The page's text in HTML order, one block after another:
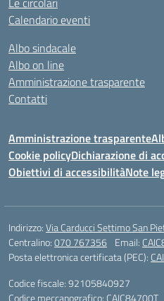
Calendario eventi
Albo sindacale
Albo on line
Amministrazione trasparente
Contatti
Amministrazione trasparente
Cookie policyDichiarazione di
Obiettivi di accessibilitàNote
Indirizzo:Via Carducci Settimo San
Centralino:070 767356 Email:
Posta elettronica certificata (PEC):
Codice fiscale: 92105840927
Codice meccanografico: CAIC84700T